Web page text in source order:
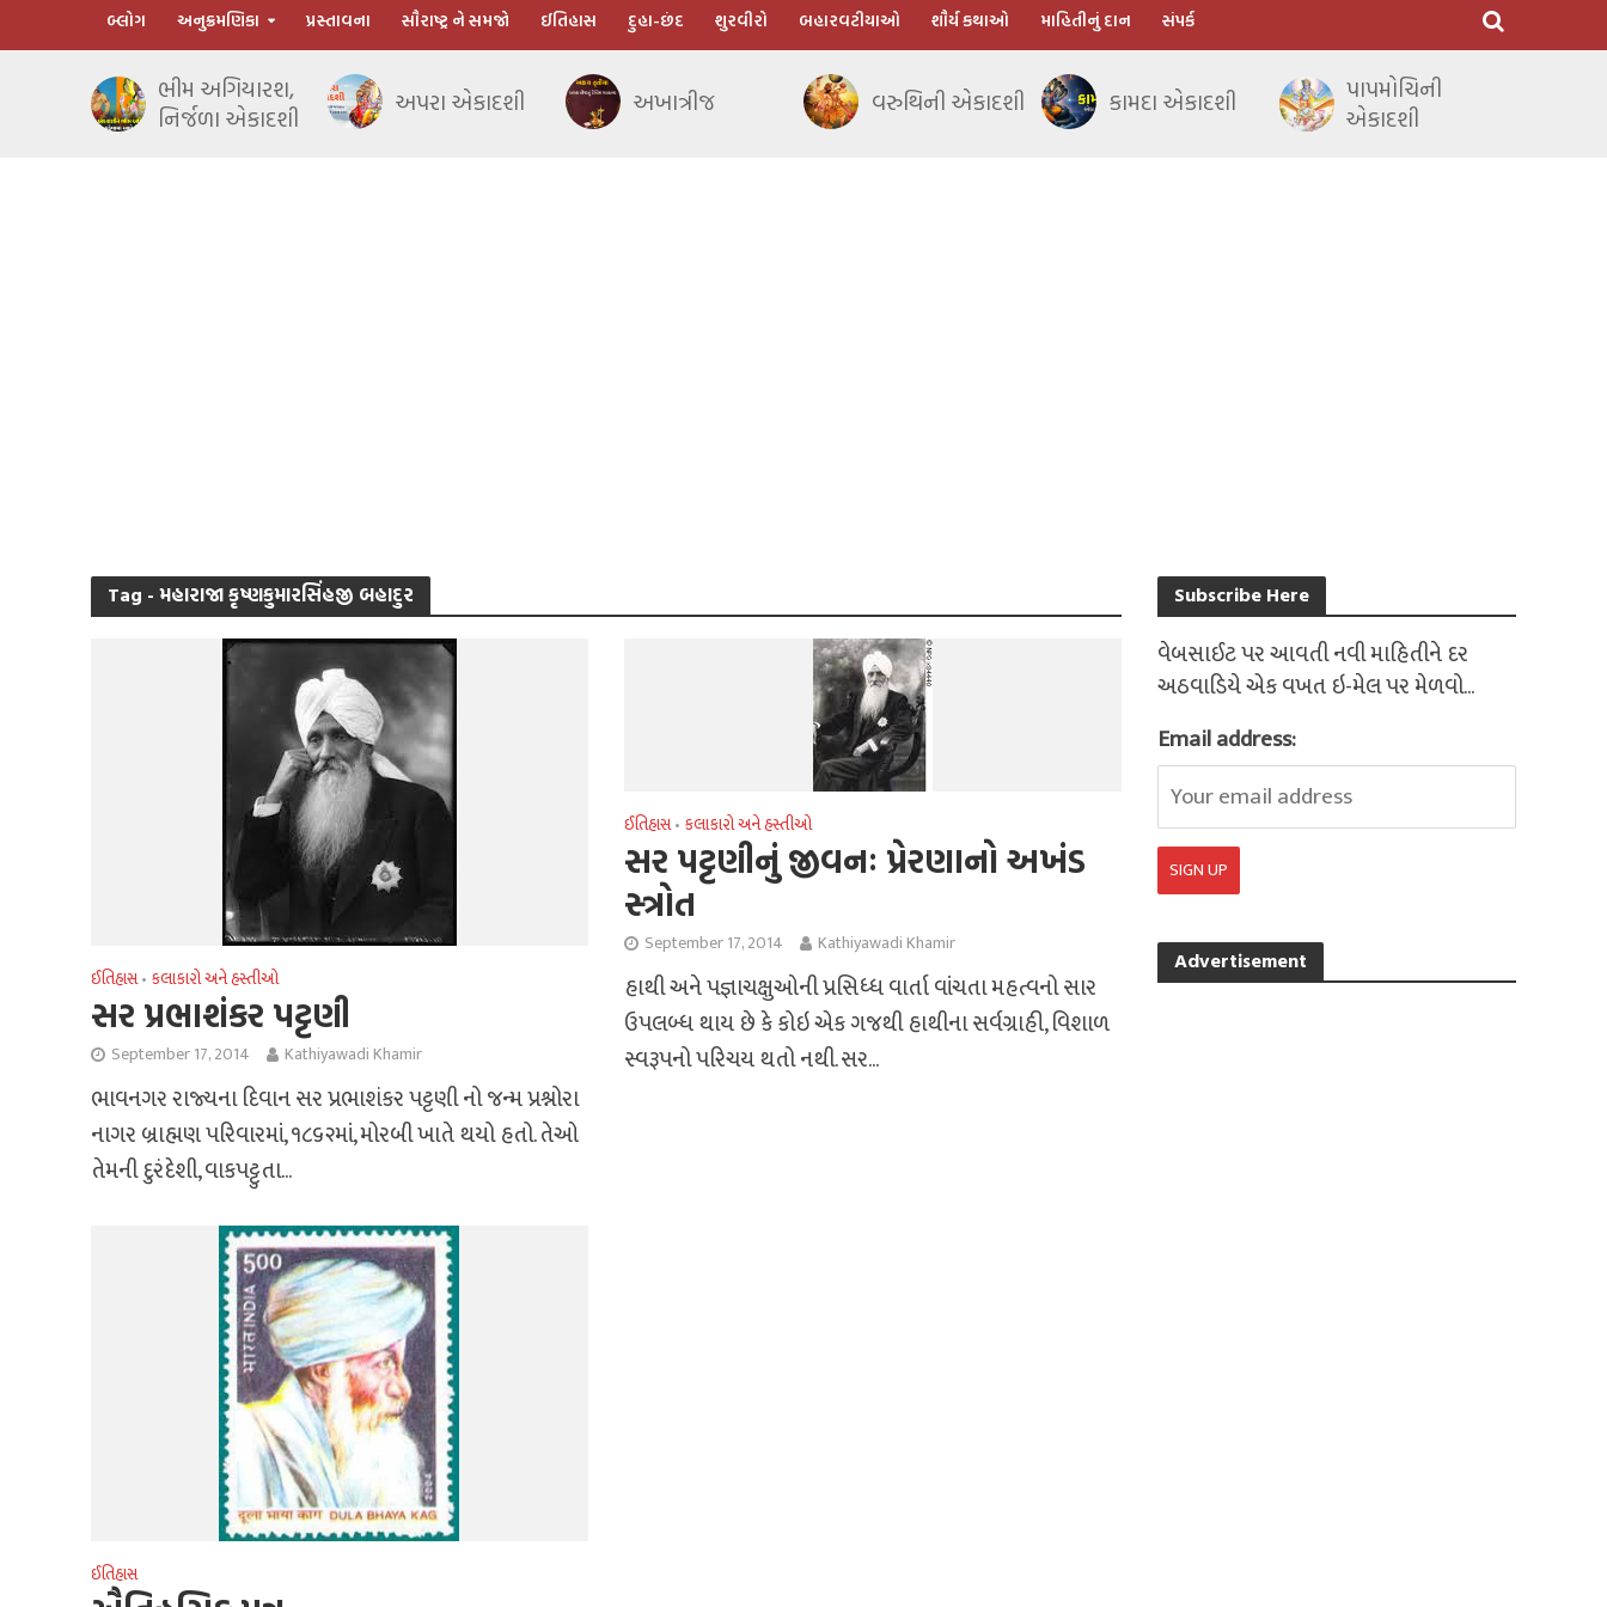
બ્લોગ અનુક્રમણિકા પ્રસ્તાવના સૌરાષ્ટ્ર ને સમજો ઈતિહાસ દુહા-છંદ શુરવીરો બહારવટીયાઓ શૌર્ય કથાઓ માહિતીનું દાન સંપર્ક
ભીમ અગિયારશ,
નિર્જળા એકાદશી
અપરા એકાદશી અખાત્રીજ વરુથિની એકાદશી કામદા એકાદશી
પાપમોચિની
એકાદશી
Tag - મહારાજા કૃષ્ણકુમારસિંહજી બહાદુર
ઈતિહાસ • કલાકારો અને હસ્તીઓ
સર પ્રભાશંકર પટ્ટણી
September 17, 2014 Kathiyawadi Khamir
ભાવનગર રાજ્યના દિવાન સર પ્રભાશંકર પટ્ટણી નો જન્મ પ્રશ્નોરા
નાગર બ્રાહ્મણ પરિવારમાં, ૧૮૬૨માં, મોરબી ખાતે થયો હતો. તેઓ
તેમની દુરંદેશી, વાકપટ્ટુતા...
ઈતિહાસ• કલાકારો અને હસ્તીઓ
સર પટ્ટણીનું જીવનઃ પ્રેરણાનો અખંડ
સ્‍ત્રોત
September 17, 2014 Kathiyawadi Khamir
હાથી અને પજ્ઞાચક્ષુઓની પ્રસિધ્‍ધ વાર્તા વાંચતા મહત્‍વનો સાર
ઉપલબ્‍ધ થાય છે કે કોઇ એક ગજથી હાથીના સર્વગ્રાહી, વિશાળ
સ્‍વરૂપનો પરિચય થતો નથી. સર...
ઈતિહાસ
Subscribe Here
વેબસાઈટ પર આવતી નવી માહિતીને દર
અઠવાડિયે એક વખત ઇ-મેલ પર મેળવો...
Email address:
Advertisement